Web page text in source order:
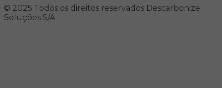
© 2025 Todos os direitos reservados Descarbonize
Soluções S/A